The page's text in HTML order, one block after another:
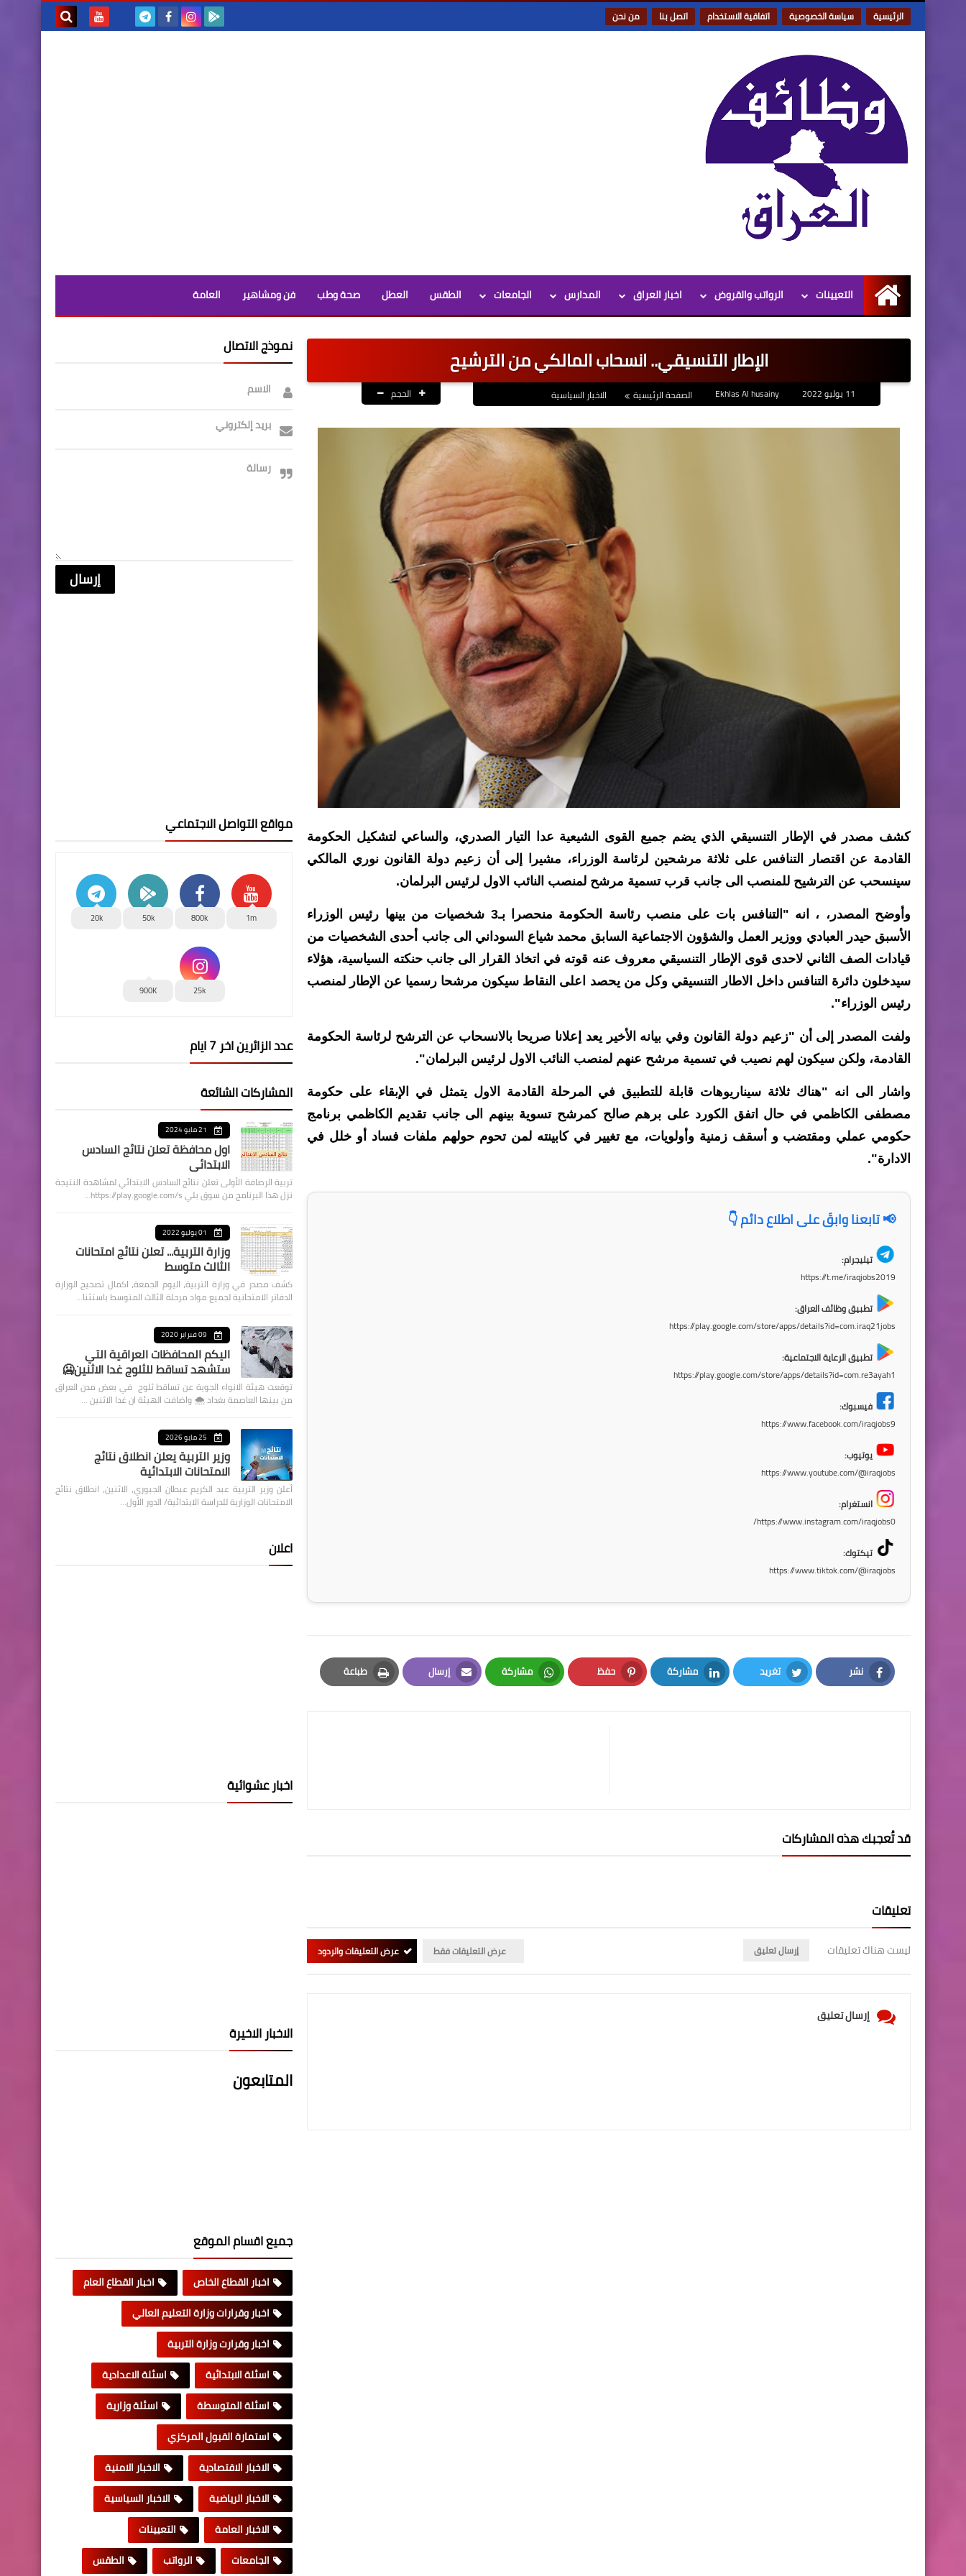
الرئيسية سياسة الخصوصية اتفاقية الاستخدام اتصل بنا من نحن
الرئيسية
التعيينات الرواتب والقروض اخبار العراق المدارس الجامعات الطقس العطل صحة وطب فن ومشاهير العامة
الإطار التنسيقي.. انسحاب المالكي من الترشيح
Ekhlas Al husainy الصفحة الرئيسية الاخبار السياسية الحجم
كشف مصدر في الإطار التنسيقي الذي يضم جميع القوى الشيعية عدا التيار الصدري، والساعي لتشكيل الحكومة
القادمة عن اقتصار التنافس على ثلاثة مرشحين لرئاسة الوزراء، مشيرا إلى أن زعيم دولة القانون نوري المالكي
سينسحب عن الترشيح للمنصب الى جانب قرب تسمية مرشح لمنصب النائب الاول لرئيس البرلمان.
وأوضح المصدر، ، انه "التنافس بات على منصب رئاسة الحكومة منحصرا بـ3 شخصيات من بينها رئيس الوزراء
الأسبق حيدر العبادي ووزير العمل والشؤون الاجتماعية السابق محمد شياع السوداني الى جانب أحدى الشخصيات من
قيادات الصف الثاني لاحدى قوى الإطار التنسيقي معروف عنه قوته في اتخاذ القرار الى جانب حنكته السياسية، هؤلاء
سيدخلون دائرة التنافس داخل الاطار التنسيقي وكل من يحصد اعلى النقاط سيكون مرشحا رسميا عن الإطار لمنصب
رئيس الوزراء".
ولفت المصدر إلى أن "زعيم دولة القانون وفي بيانه الأخير يعد إعلانا صريحا بالانسحاب عن الترشح لرئاسة الحكومة
القادمة، ولكن سيكون لهم نصيب في تسمية مرشح عنهم لمنصب النائب الاول لرئيس البرلمان".
واشار الى انه "هناك ثلاثة سيناريوهات قابلة للتطبيق في المرحلة القادمة الاول يتمثل في الإبقاء على حكومة
مصطفى الكاظمي في حال اتفق الكورد على برهم صالح كمرشح تسوية بينهم الى جانب تقديم الكاظمي برنامج
حكومي عملي ومقتضب و أسقف زمنية وأولويات، مع تغيير في كابينته لمن تحوم حولهم ملفات فساد أو خلل في
الادارة".
📢 تابعنا وابقَ على اطلاع دائم 👇
تيليجرام:
https://t.me/iraqjobs2019
تطبيق وظائف العراق:
https://play.google.com/store/apps/details?id=com.iraq21jobs
تطبيق الرعاية الاجتماعية:
https://play.google.com/store/apps/details?id=com.re3ayah1
فيسبوك:
https://www.facebook.com/iraqjobs9
يوتيوب:
https://www.youtube.com/@iraqjobs
انستغرام:
https://www.instagram.com/iraqjobs0/
تيكتوك:
https://www.tiktok.com/@iraqjobs
نشر
Facebook
تغريد
Twitter
مشاركة
LinkedIn
حفظ
Pinterest
مشاركة
Whatsapp
إرسال
Email
طباعة
Print
قد تُعجبك هذه المشاركات
تعليقات
ليست هناك تعليقات إرسال تعليق عرض التعليقات فقط عرض التعليقات والردود
إرسال تعليق
نموذج الاتصال
الاسم
بريد إلكتروني
رسالة
مواقع التواصل الاجتماعي
1m
800k
50k
20k
25k
900K
عدد الزائرين اخر 7 ايام
المشاركات الشائعة
21 مايو 2024
اول محافظة تعلن نتائج السادس
الابتدائي
تربية الرصافة الأولى تعلن نتائج السادس الابتدائي لمشاهدة النتيجة
نزل هذا البرنامج من سوق بلي https://play.google.com/s…
01 يوليو 2022
وزارة التربية... تعلن نتائج امتحانات
الثالث متوسط
كشف مصدر في وزارة التربية، اليوم الجمعة، اكمال تصحيح الوزارة
الدفاتر الامتحانية لجميع مواد مرحلة الثالث المتوسط باستثنا…
09 فبراير 2020
اليكم المحافظات العراقية التي
ستشهد تساقط للثلوج غدا الاثنين🥶
توقعت هيئة الانواء الجوية عن تساقط ثلوج في بعض مدن العراق
من بينها العاصمة بغداد ⁦🌨️⁩ واضافت الهيئة ان غدا الاثنين …
25 مايو 2026
وزير التربية يعلن انطلاق نتائج
الامتحانات الابتدائية
أعلن وزير التربية عبد الكريم عبطان الجبوري، الاثنين، انطلاق نتائج
الامتحانات الوزارية للدراسة الابتدائية/ الدور الأول…
اعلان
اخبار عشوائية
الاخبار الاخيرة
المتابعون
جميع اقسام الموقع
اخبار القطاع الخاص
اخبار القطاع العام
اخبار وقرارات وزارة التعليم العالي
اخبار وقرارت وزارة التربية
اسئلة الابتدائية
اسئلة الاعدادية
اسئلة المتوسطة
اسئلة وزارية
استمارة القبول المركزي
الاخبار الاقتصادية
الاخبار الامنية
الاخبار الرياضية
الاخبار السياسية
الاخبار العامة
التعيينات
الجامعات
الرواتب الطقس